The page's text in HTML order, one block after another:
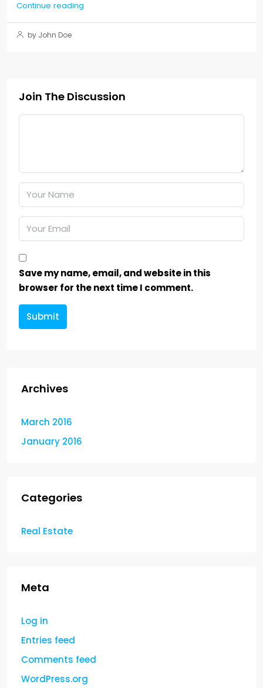
Continue reading
by John Doe
Join The Discussion
Save my name, email, and website in this
browser for the next time I comment.
Submit
Archives
March 2016
January 2016
Categories
Real Estate
Meta
Log in
Entries feed
Comments feed
WordPress.org